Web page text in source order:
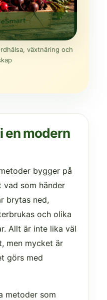
växtnäring och
en modern
bygger på
vad som händer
brytas ned,
och olika
Allt är inte lika väl
men mycket är
görs med
metoder som